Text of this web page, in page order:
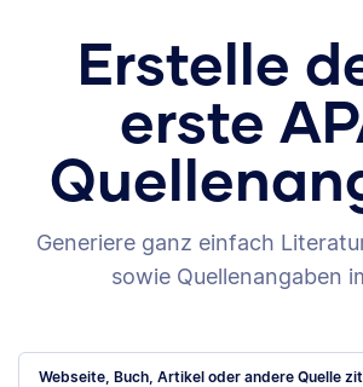
Erstelle
erste
Generiere ganz einfach
sowie Quellenangaben
Webseite, Buch, Artikel oder andere Quelle